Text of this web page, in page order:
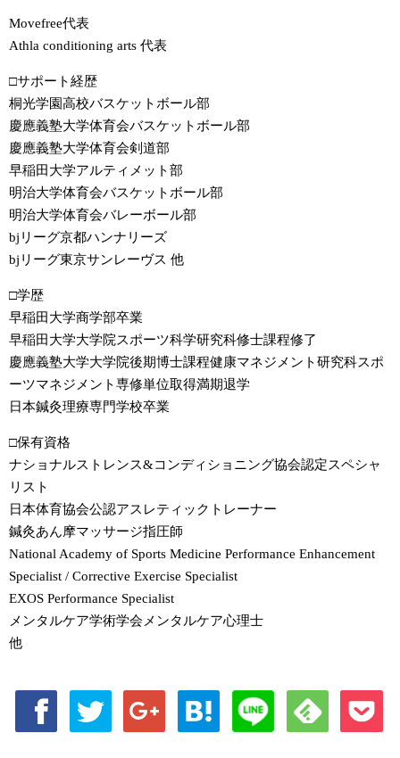
Movefree代表
Athla conditioning arts 代表
□サポート経歴
桐光学園高校バスケットボール部
慶應義塾大学体育会バスケットボール部
慶應義塾大学体育会剣道部
早稲田大学アルティメット部
明治大学体育会バスケットボール部
明治大学体育会バレーボール部
bjリーグ京都ハンナリーズ
bjリーグ東京サンレーヴス 他
□学歴
早稲田大学商学部卒業
早稲田大学大学院スポーツ科学研究科修士課程修了
慶應義塾大学大学院後期博士課程健康マネジメント研究科スポ
ーツマネジメント専修単位取得満期退学
日本鍼灸理療専門学校卒業
□保有資格
ナショナルストレンス&コンディショニング協会認定スペシャ
リスト
日本体育協会公認アスレティックトレーナー
鍼灸あん摩マッサージ指圧師
National Academy of Sports Medicine Performance Enhancement
Specialist / Corrective Exercise Specialist
EXOS Performance Specialist
メンタルケア学術学会メンタルケア心理士
他